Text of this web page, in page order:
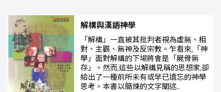
解構與漢語神學
「解構」一直被其批判者視為虛無、相
對、主觀、無神及反宗教。乍看來,「神
學」面對解構的下場將會是「屍骨無
存」。然而,這些以解構見稱的思想家,卻
給出了一種前所未有或早已遺忘的神學
思考。本書以簡煉的文字闡述..